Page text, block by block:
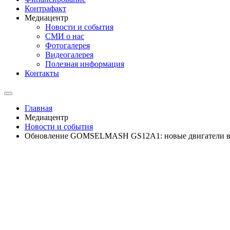
Контрафакт
Медиацентр
Новости и события
СМИ о нас
Фотогалерея
Видеогалерея
Полезная информация
Контакты
Главная
Медиацентр
Новости и события
Обновление GOMSELMASH GS12A1: новые двигатели